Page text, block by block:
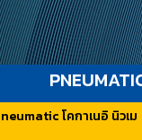
โคกาเนอิ นิวเม